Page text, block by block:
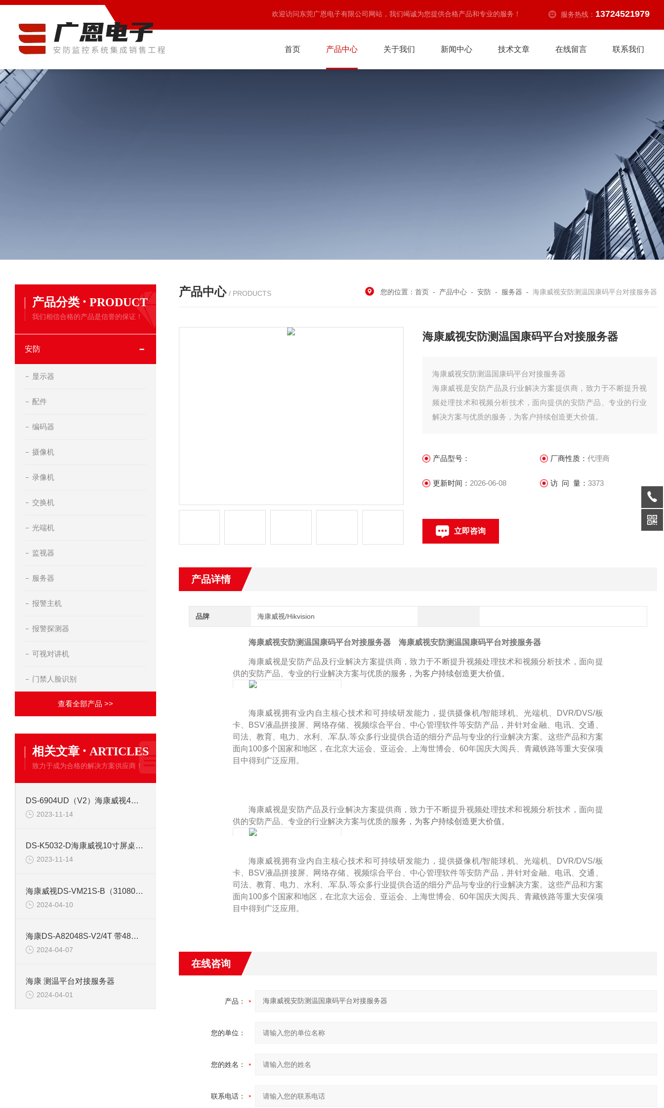
欢迎访问东莞广恩电子有限公司网站，我们竭诚为您提供合格产品和专业的服务！ 服务热线： 13724521979
首页 产品中心 关于我们 新闻中心 技术文章 在线留言 联系我们
产品分类 · PRODUCT
我们相信合格的产品是信誉的保证！
安防
显示器
配件
编码器
摄像机
录像机
交换机
光端机
监视器
服务器
报警主机
报警探测器
可视对讲机
门禁人脸识别
查看全部产品 >>
相关文章 · ARTICLES
致力于成为合格的解决方案供应商！
DS-6904UD（V2）海康威视4路高清视频解码器
2023-11-14
DS-K5032-D海康威视10寸屏桌面式人证核验终端
2023-11-14
海康威视DS-VM21S-B（310801164） 存储网络服务器
2024-04-10
海康DS-A82048S-V2/4T 带48片4T硬盘存储服务器
2024-04-07
海康 测温平台对接服务器
2024-04-01
产品中心 / PRODUCTS 您的位置： 首页 - 产品中心 - 安防 - 服务器 - 海康威视安防测温国康码平台对接服务器
海康威视安防测温国康码平台对接服务器
海康威视安防测温国康码平台对接服务器
海康威视是安防产品及行业解决方案提供商，致力于不断提升视
频处理技术和视频分析技术，面向提供的安防产品、专业的行业
解决方案与优质的服务，为客户持续创造更大价值。
产品型号： 厂商性质： 代理商
更新时间： 2026-06-08 访 问 量： 3373
立即咨询
产品详情
品牌 海康威视/Hikvision
海康威视安防测温国康码平台对接服务器 海康威视安防测温国康码平台对接服务器
海康威视是安防产品及行业解决方案提供商，致力于不断提升视频处理技术和视频分析技术，面向提
供的安防产品、专业的行业解决方案与优质的服务，为客户持续创造更大价值。
海康威视拥有业内自主核心技术和可持续研发能力，提供摄像机/智能球机、光端机、DVR/DVS/板
卡、BSV液晶拼接屏、网络存储、视频综合平台、中心管理软件等安防产品，并针对金融、电讯、交通、
司法、教育、电力、水利、.军.队.等众多行业提供合适的细分产品与专业的行业解决方案。这些产品和方案
面向100多个国家和地区，在北京大运会、亚运会、上海世博会、60年国庆大阅兵、青藏铁路等重大安保项
目中得到广泛应用。
海康威视是安防产品及行业解决方案提供商，致力于不断提升视频处理技术和视频分析技术，面向提
供的安防产品、专业的行业解决方案与优质的服务，为客户持续创造更大价值。
海康威视拥有业内自主核心技术和可持续研发能力，提供摄像机/智能球机、光端机、DVR/DVS/板
卡、BSV液晶拼接屏、网络存储、视频综合平台、中心管理软件等安防产品，并针对金融、电讯、交通、
司法、教育、电力、水利、.军.队.等众多行业提供合适的细分产品与专业的行业解决方案。这些产品和方案
面向100多个国家和地区，在北京大运会、亚运会、上海世博会、60年国庆大阅兵、青藏铁路等重大安保项
目中得到广泛应用。
在线咨询
产品：
您的单位：
您的姓名：
联系电话：